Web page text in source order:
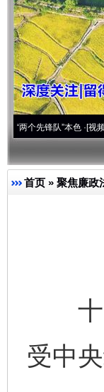
锋队”本色·[视频]牢记初心
首页 » 聚焦廉政
十四
受中